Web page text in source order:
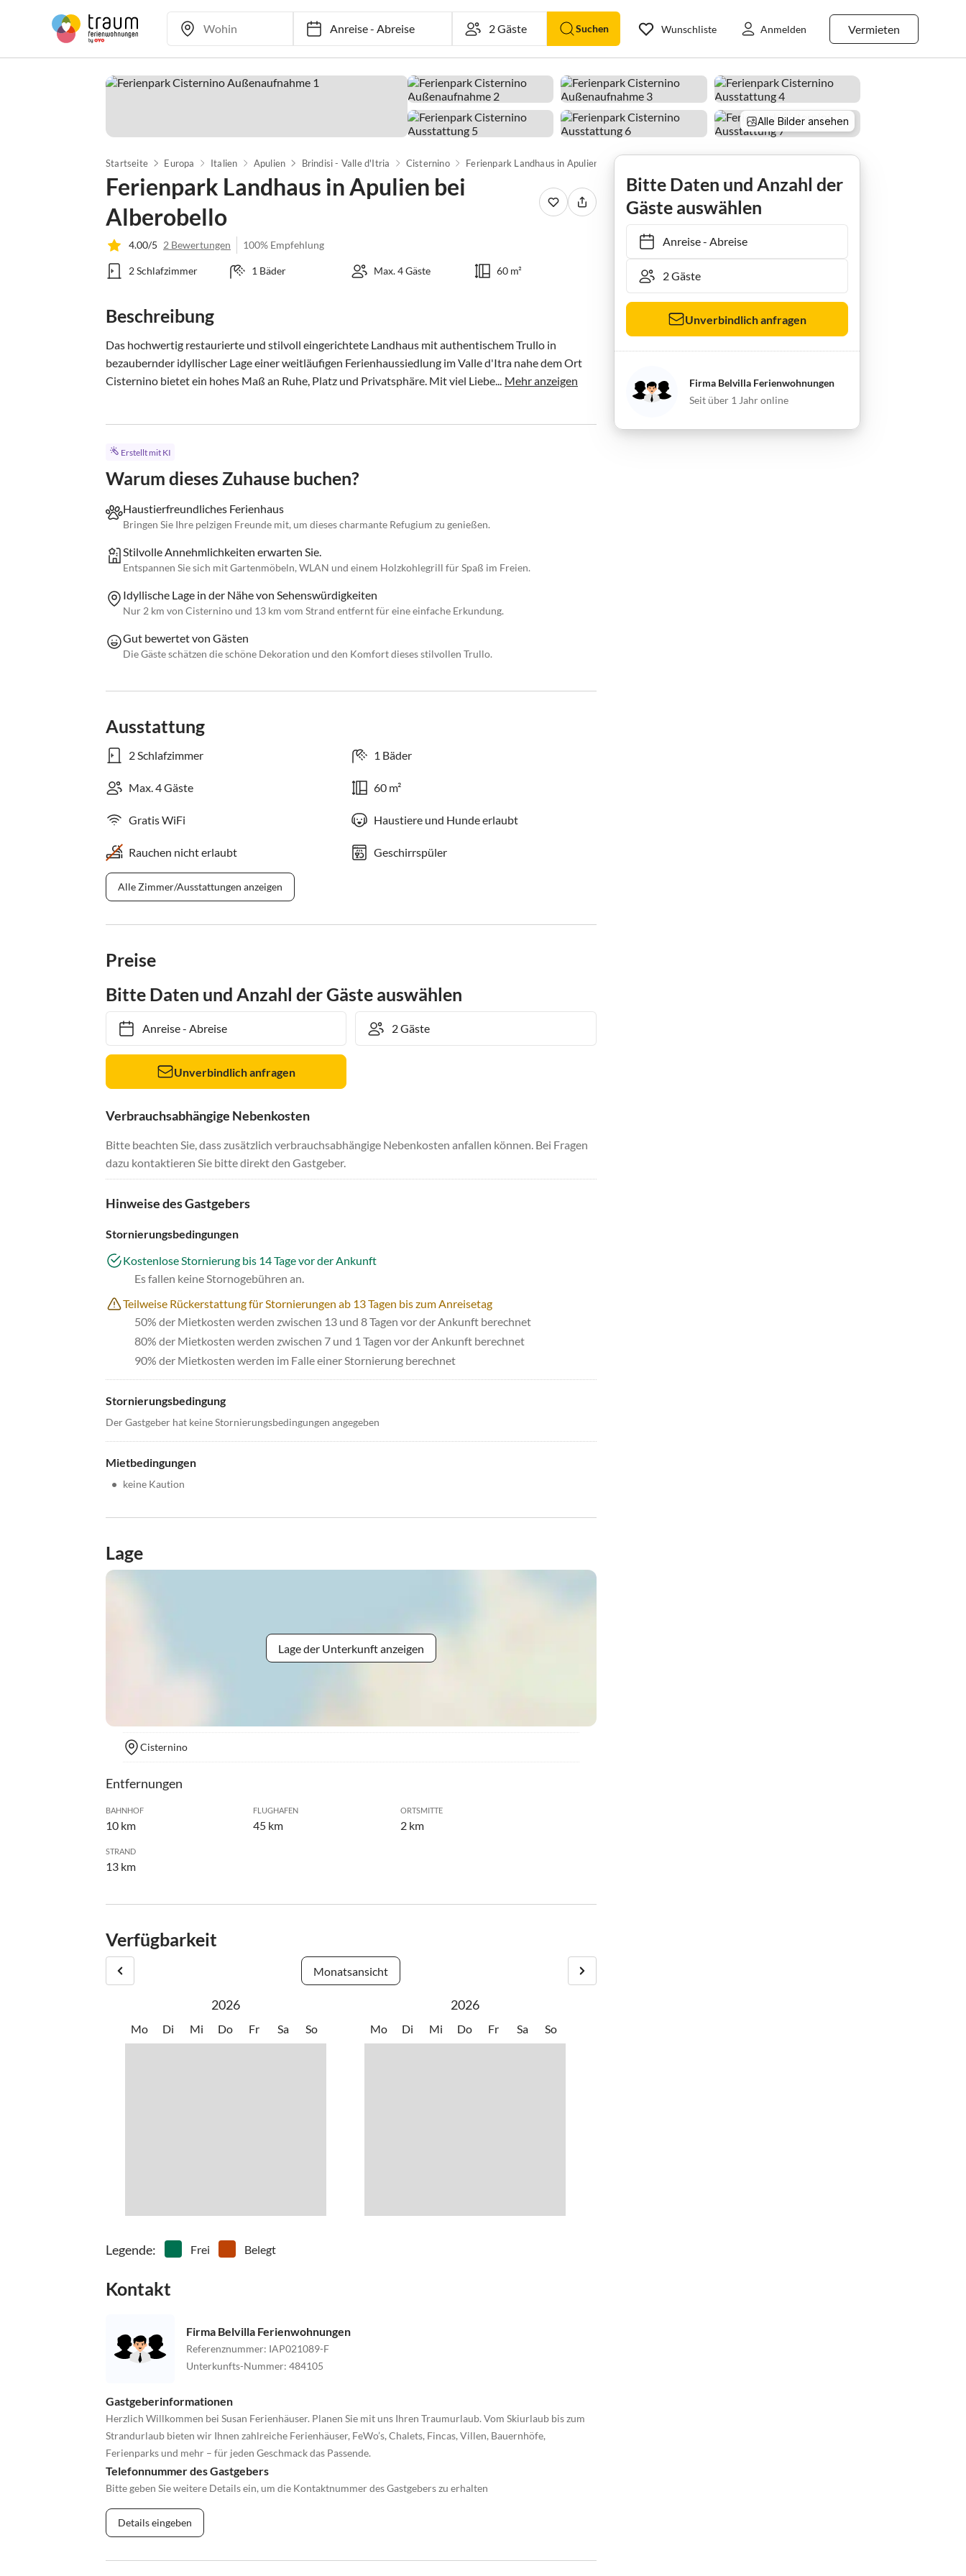
Anreise-Abreise Suchen Vermieten
Wunschliste Anmelden
Alle Bilder ansehen
Startseite Europa Italien Apulien Brindisi - Valle d'Itria Cisternino
Ferienpark Landhaus in Apulien bei
Alberobello
4.00/5 2 Bewertungen 100% Empfehlung
2 Schlafzimmer 1 Bäder Max. 4 Gäste 60 m²
Beschreibung
Das hochwertig restaurierte und stilvoll eingerichtete Landhaus mit authentischem Trullo in
bezaubernder idyllischer Lage einer weitläufigen Ferienhaussiedlung im Valle d'Itra nahe dem Ort
Cisternino bietet ein hohes Maß an Ruhe, Platz und Privatsphäre. Mit viel Liebe... Mehr anzeigen
Erstellt mit KI
Warum dieses Zuhause buchen?
Haustierfreundliches Ferienhaus
Bringen Sie Ihre pelzigen Freunde mit, um dieses charmante Refugium zu genießen.
Stilvolle Annehmlichkeiten erwarten Sie.
Entspannen Sie sich mit Gartenmöbeln, WLAN und einem Holzkohlegrill für Spaß im Freien.
Idyllische Lage in der Nähe von Sehenswürdigkeiten
Nur 2 km von Cisternino und 13 km vom Strand entfernt für eine einfache Erkundung.
Gut bewertet von Gästen
Die Gäste schätzen die schöne Dekoration und den Komfort dieses stilvollen Trullo.
Ausstattung
2 Schlafzimmer 1 Bäder
Max. 4 Gäste 60 m²
Gratis WiFi Haustiere und Hunde erlaubt
Rauchen nicht erlaubt Geschirrspüler
Alle Zimmer/Ausstattungen anzeigen
Preise
Bitte Daten und Anzahl der Gäste auswählen
Anreise- Abreise
Unverbindlich anfragen
Verbrauchsabhängige Nebenkosten
Bitte beachten Sie, dass zusätzlich verbrauchsabhängige Nebenkosten anfallen können. Bei Fragen
dazu kontaktieren Sie bitte direkt den Gastgeber.
Hinweise des Gastgebers
Stornierungsbedingungen
Kostenlose Stornierung bis 14 Tage vor der Ankunft
Es fallen keine Stornogebühren an.
Teilweise Rückerstattung für Stornierungen ab 13 Tagen bis zum Anreisetag
50% der Mietkosten werden zwischen 13 und 8 Tagen vor der Ankunft berechnet
80% der Mietkosten werden zwischen 7 und 1 Tagen vor der Ankunft berechnet
90% der Mietkosten werden im Falle einer Stornierung berechnet
Stornierungsbedingung
Der Gastgeber hat keine Stornierungsbedingungen angegeben
Mietbedingungen
• keine Kaution
Lage
Lage der Unterkunft anzeigen
Cisternino
Entfernungen
BAHNHOF
10 km
FLUGHAFEN
45 km
ORTSMITTE
2 km
STRAND
13 km
Verfügbarkeit
Monatsansicht
2026
Mo Di Mi Do Fr Sa So
2026
Mo Di Mi Do Fr Sa So
Legende: Frei Belegt
Kontakt
Firma Belvilla Ferienwohnungen
Referenznummer: IAP021089-F
Unterkunfts-Nummer: 484105
Gastgeberinformationen
Herzlich Willkommen bei Susan Ferienhäuser. Planen Sie mit uns Ihren Traumurlaub. Vom Skiurlaub bis zum
Strandurlaub bieten wir Ihnen zahlreiche Ferienhäuser, FeWo’s, Chalets, Fincas, Villen, Bauernhöfe,
Ferienparks und mehr – für jeden Geschmack das Passende.
Telefonnummer des Gastgebers
Bitte geben Sie weitere Details ein, um die Kontaktnummer des Gastgebers zu erhalten
Details eingeben
Bitte Daten und Anzahl der
Gäste auswählen
Anreise- Abreise
Unverbindlich anfragen
Firma Belvilla Ferienwohnungen
Seit über 1 Jahr online